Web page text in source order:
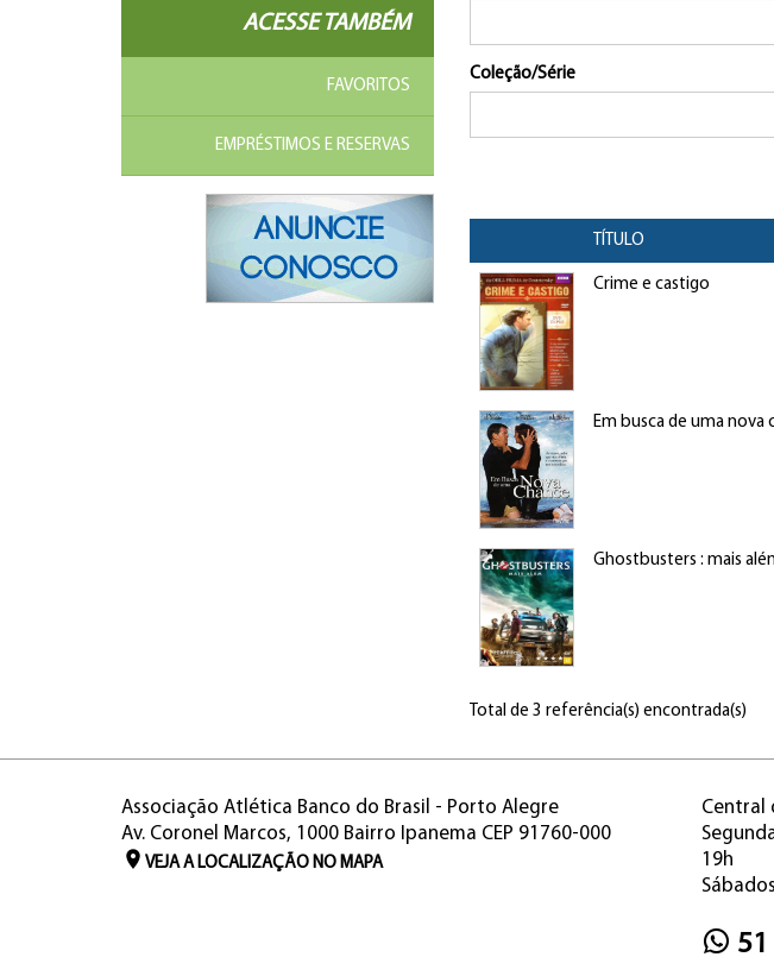
ACESSE TAMBÉM
FAVORITOS
EMPRÉSTIMOS E RESERVAS
Coleção/Série
TÍTULO
Crime e castigo
Em busca de uma nova
Ghostbusters : mais
Total de 3 referência(s) encontrada(s)
Associação Atlética Banco do Brasil - Porto Alegre
Av. Coronel Marcos, 1000 Bairro Ipanema CEP 91760-000
VEJA A LOCALIZAÇÃO NO MAPA
Central
19h
51